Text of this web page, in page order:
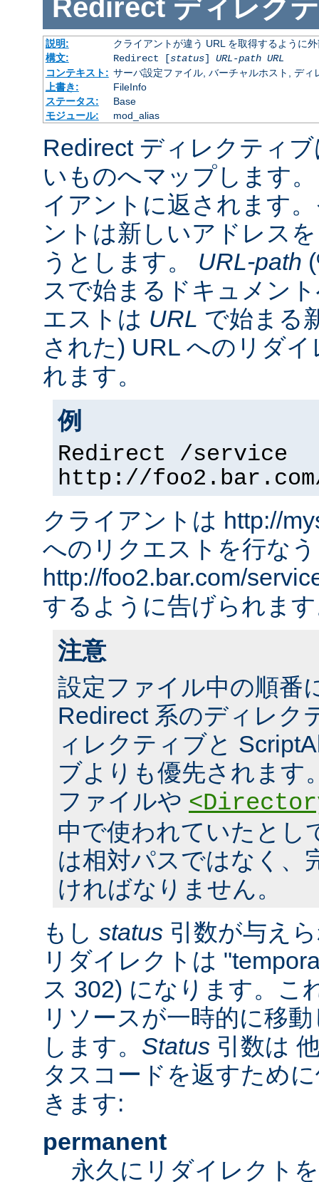
Redirect ディレク
説明:
クライアントが違う URL を取得するように
構文:
Redirect [status] URL-path URL
コンテキスト: サーバ設定ファイル, バーチャルホスト, ディ
上書き:
FileInfo
ステータス:
Base
モジュール:
mod_alias
Redirect ディレクティ
いものへマップします
イアントに返されます
ントは新しいアドレス
うとします。 URL-path
スで始まるドキュメン
エストは URL で始まる
された) URL へのリダ
れます。
例
Redirect /service
http://
クライアントは http://
へのリクエストを行な
http://foo2.bar.com/
するように告げられま
注意
設定ファイル中の順番
Redirect 系のディレク
ィレクティブと
ブよりも優先されます
ファイルや
中で使われていたとし
は相対パスではなく、
ければなりません。
もし status 引数が与え
リダイレクトは
ス 302) になります。こ
リソースが一時的に移
します。 Status 引数は
タスコードを返すため
きます:
permanent
永久にリダイレクト